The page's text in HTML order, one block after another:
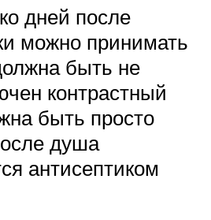
дней после
можно принимать
быть не
контрастный
быть просто
душа
антисептиком